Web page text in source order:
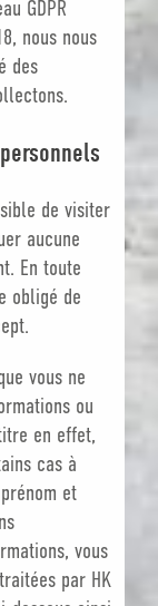
GDPR
nous nous
des
de visiter
aucune
En toute
obligé de
vous ne
ou
en effet,
cas à
et
vous
par HK